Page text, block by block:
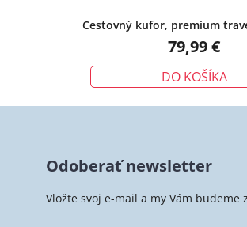
Cestovný kufor, premium
modrý
79,99 €
DO KOŠÍKA
Odoberať newsletter
Vložte svoj e-mail a my Vám